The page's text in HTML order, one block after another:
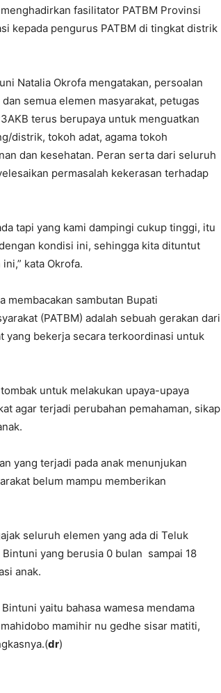
fasilitator PATBM Provinsi
kepada pengurus PATBM di tingkat distrik
Natalia Okrofa mengatakan, persoalan
semua elemen masyarakat, petugas
terus berupaya untuk menguatkan
distrik, tokoh adat, agama tokoh
dan kesehatan. Peran serta dari seluruh
permasalah kekerasan terhadap
tapi yang kami dampingi cukup tinggi, itu
kondisi ini, sehingga kita dituntut
kata Okrofa.
membacakan sambutan Bupati
(PATBM) adalah sebuah gerakan dari
yang bekerja secara terkoordinasi untuk
untuk melakukan upaya-upaya
agar terjadi perubahan pemahaman, sikap
yang terjadi pada anak menunjukan
belum mampu memberikan
seluruh elemen yang ada di Teluk
yang berusia 0 bulan sampai 18
anak.
yaitu bahasa wamesa mendama
mamihir nu gedhe sisar matiti,
dr)